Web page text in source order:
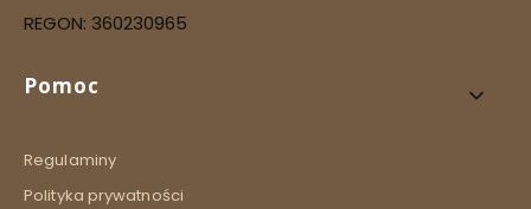
REGON: 360230965
Linki w stopce
Pomoc
Regulaminy
Polityka prywatności